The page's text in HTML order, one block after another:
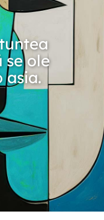
se ole
asia.